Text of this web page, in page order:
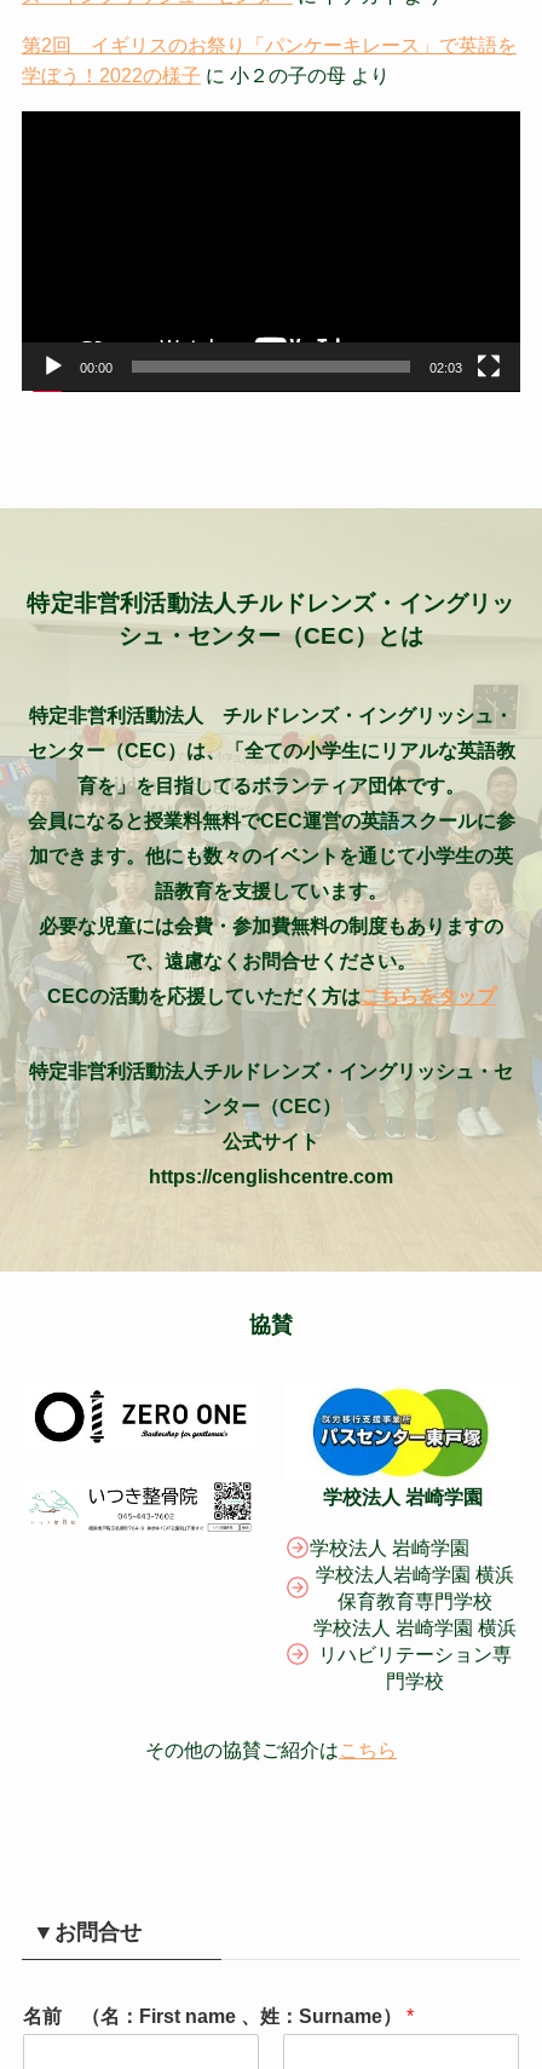
第2回 イギリスのお祭り「パンケーキレース」で英語を
学ぼう！2022の様子 に 小２の子の母より
00:00 02:03
特定非営利活動法人チルドレンズ・イングリッ
シュ・センター（CEC）とは
特定非営利活動法人 チルドレンズ・イングリッシュ・
センター（CEC）は、「全ての小学生にリアルな英語教
育を」を目指してるボランティア団体です。
会員になると授業料無料でCEC運営の英語スクールに参
加できます。他にも数々のイベントを通じて小学生の英
語教育を支援しています。
必要な児童には会費・参加費無料の制度もありますの
で、遠慮なくお問合せください。
CECの活動を応援していただく方はこちらをタップ
特定非営利活動法人チルドレンズ・イングリッシュ・セ
ンター（CEC）
公式サイト
https://cenglishcentre.com
協賛
学校法人 岩崎学園
学校法人 岩崎学園
学校法人岩崎学園 横浜
保育教育専門学校
学校法人 岩崎学園 横浜
リハビリテーション専
門学校
その他の協賛ご紹介はこちら
▼お問合せ
名前 （名：First name 、姓：Surname） *